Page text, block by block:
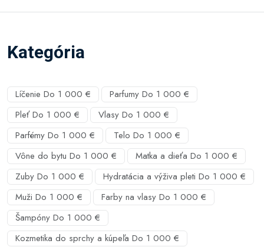
Kategória
Líčenie Do 1 000 €
Parfumy Do 1 000 €
Pleť Do 1 000 €
Vlasy Do 1 000 €
Parfémy Do 1 000 €
Telo Do 1 000 €
Vône do bytu Do 1 000 €
Matka a dieťa Do 1 000 €
Zuby Do 1 000 €
Hydratácia a výživa pleti Do 1 000 €
Muži Do 1 000 €
Farby na vlasy Do 1 000 €
Šampóny Do 1 000 €
Kozmetika do sprchy a kúpeľa Do 1 000 €